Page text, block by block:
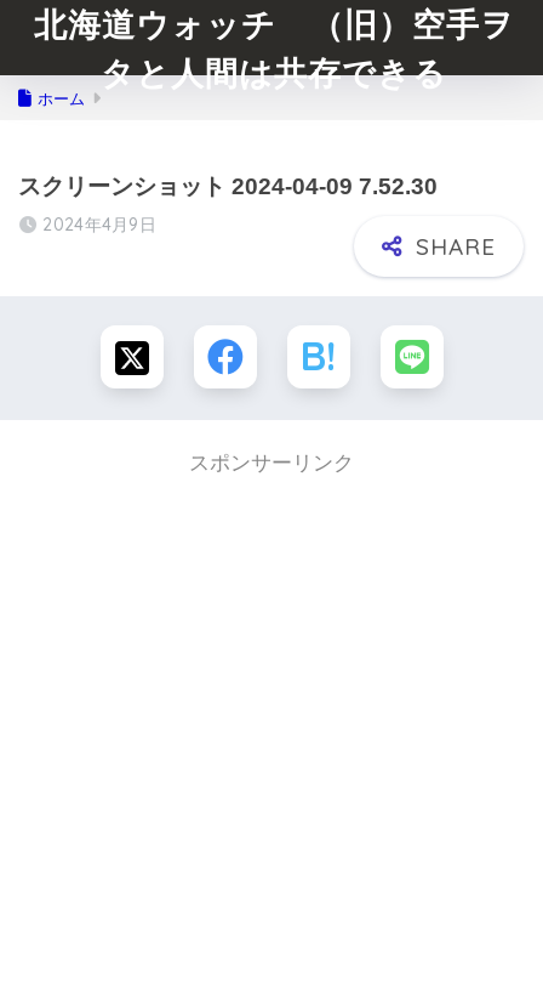
北海道ウォッチ （旧）空手ヲ
タと人間は共存できる
ホーム
スクリーンショット 2024-04-09 7.52.30
2024年4月9日
スポンサーリンク